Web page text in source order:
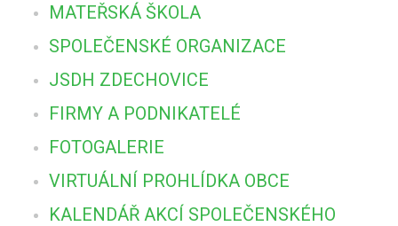
MATEŘSKÁ ŠKOLA
SPOLEČENSKÉ ORGANIZACE
JSDH ZDECHOVICE
FIRMY A PODNIKATELÉ
FOTOGALERIE
VIRTUÁLNÍ PROHLÍDKA OBCE
KALENDÁŘ AKCÍ SPOLEČENSKÉHO